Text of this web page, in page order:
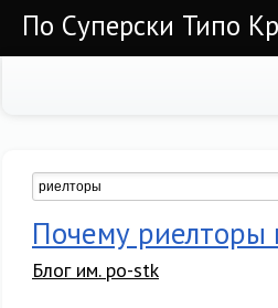
По Суперски Типо
Почему риелторы
Блог им. po-stk